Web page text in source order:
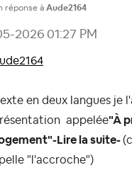
réponse à Aude2164
2026 01:27 PM
en deux langues je
appelée"À
Lire la suite-
"l'accroche")